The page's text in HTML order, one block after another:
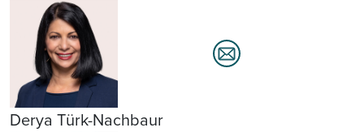
Derya Türk-Nachbaur